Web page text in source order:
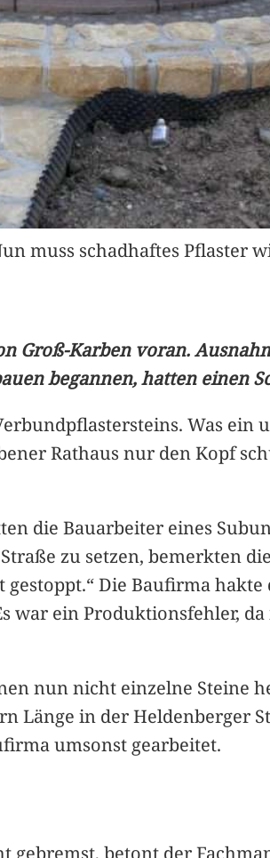
muss schadhaftes Pflaster
Karben voran.
begannen, hatten einen
Was ein
Rathaus nur den Kopf
die Bauarbeiter eines
zu setzen, bemerkten
Die Baufirma
war ein Produktionsfehler,
nun nicht einzelne Steine
Länge in der Heldenberger
umsonst gearbeitet.
gebremst, betont der